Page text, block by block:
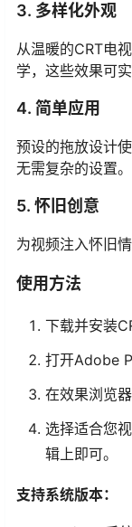
3. 多样化外观
从温暖的CRT电
学，这些效果可
4. 简单应用
预设的拖放设计
无需复杂的设置。
5. 怀旧创意
为视频注入怀旧
使用方法
下载并安装
打开Adobe
在效果浏览
选择适合您
辑上即可。
支持系统版本：